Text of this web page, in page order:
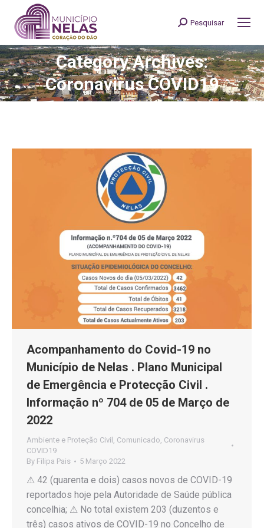
Search:
Pesquisar
Category Archives:
Coronavirus COVID19
You are here:
Acompanhamento do Covid-19 no
Município de Nelas . Plano Municipal
de Emergência e Protecção Civil .
Informação nº 704 de 05 de Março de
2022
Ambiente e Proteção Civil Comunicado Coronavirus
COVID19
By Filipa Pais 5 Março 2022
⚠ 42 (quarenta e dois) casos novos de COVID-19
reportados hoje pela Autoridade de Saúde pública
concelhia; ⚠ No total existem 203 (duzentos e
três) casos ativos de COVID-19 no Concelho de